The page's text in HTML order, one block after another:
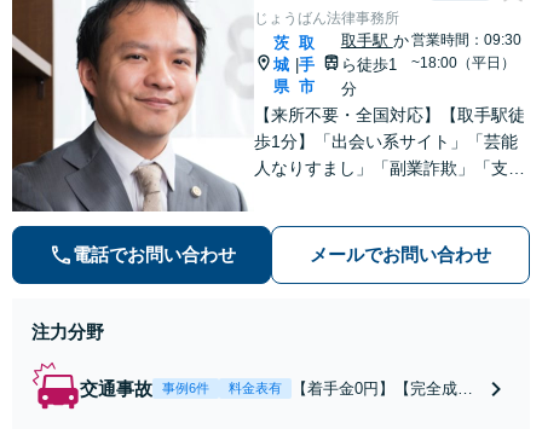
じょうばん法律事務所
茨
城
県
|
取
手
市
取手駅 か
ら徒歩1
分
営業時間：09:30
~18:00（平日）
【来所不要・全国対応】【取手駅徒
歩1分】「出会い系サイト」「芸能
人なりすまし」「副業詐欺」「支援
は不当解雇・雇い止め・残業代未払
いの相談【完全成功報酬制】【相談
電話でお問い合わせ メールでお問い合わせ
注力分野
交通事故 事例6件 料金表有
【着手金0円】【完全成功